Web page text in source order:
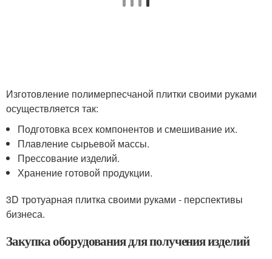
Изготовление полимерпесчаной плитки своими руками
осуществляется так:
Подготовка всех компонентов и смешивание их.
Плавление сырьевой массы.
Прессование изделий.
Хранение готовой продукции.
3D тротуарная плитка своими руками - перспективы
бизнеса.
Закупка оборудования для получения изделий